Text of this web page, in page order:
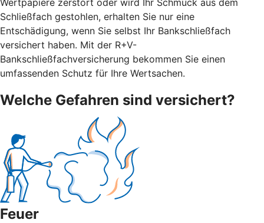
Schließfach gestohlen, erhalten Sie nur eine
Entschädigung, wenn Sie selbst Ihr Bankschließfach
versichert haben. Mit der R+V-
Bankschließfachversicherung bekommen Sie einen
umfassenden Schutz für Ihre Wertsachen.
Welche Gefahren sind versichert?
Feuer